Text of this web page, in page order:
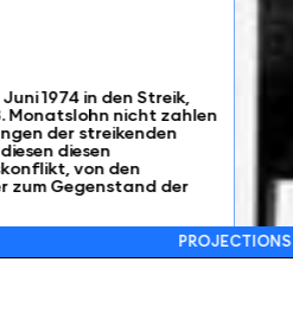
1974 in den Streik,
Monatslohn nicht zahlen
der streikenden
diesen
von den
zum Gegenstand der
PROJECTIONS